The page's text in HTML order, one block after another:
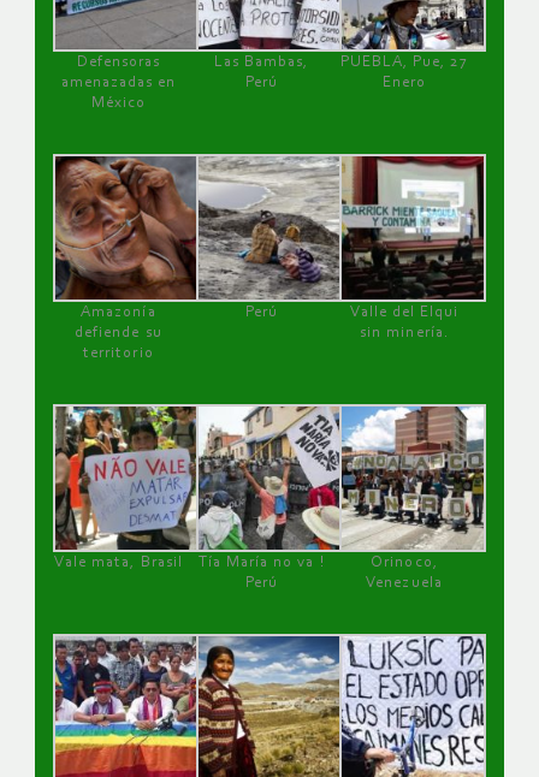
Defensoras
amenazadas en
México
Las Bambas,
Perú
PUEBLA, Pue, 27
Enero
Amazonía
defiende su
territorio
Perú
Valle del Elqui
sin minería.
Vale mata, Brasil
Tía María no va !
Perú
Orinoco,
Venezuela